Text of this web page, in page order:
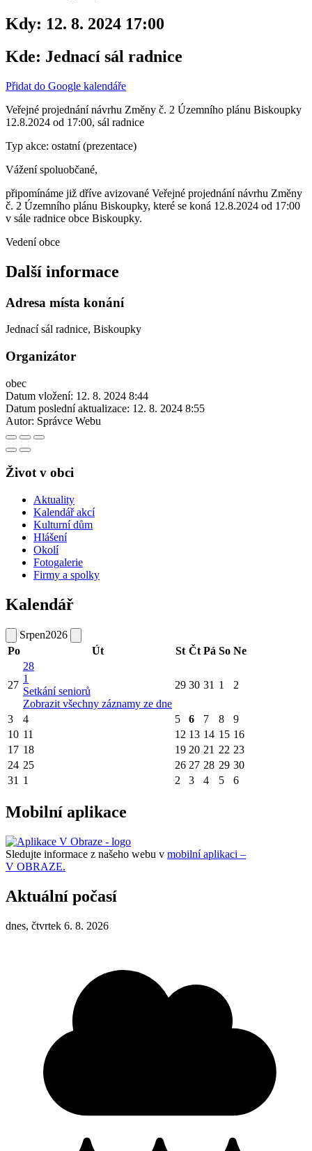
Kdy: 12. 8. 2024 17:00
Kde: Jednací sál radnice
Přidat do Google kalendáře
Veřejné projednání návrhu Změny č. 2 Územního plánu Biskoupky
12.8.2024 od 17:00, sál radnice
Typ akce: ostatní (prezentace)
Vážení spoluobčané,
připomínáme již dříve avizované Veřejné projednání návrhu Změny
č. 2 Územního plánu Biskoupky, které se koná 12.8.2024 od 17:00
v sále radnice obce Biskoupky.
Vedení obce
Další informace
Adresa místa konání
Jednací sál radnice, Biskoupky
Organizátor
obec
Datum vložení: 12. 8. 2024 8:44
Datum poslední aktualizace: 12. 8. 2024 8:55
Autor: Správce Webu
Život v obci
Aktuality
Kalendář akcí
Kulturní dům
Hlášení
Okolí
Fotogalerie
Firmy a spolky
Kalendář
Srpen2026
Po
Út St Čt Pá So Ne
27
28
1
Setkání seniorů
Zobrazit všechny záznamy ze dne
29 30 31 1 2
3 4 5 6 7 8
9
10 11 12 13 14 15 16
17 18 19 20 21 22 23
24 25 26 27 28 29 30
31 1 2 3 4 5 6
Mobilní aplikace
Sledujte informace z našeho webu v mobilní aplikaci –
V OBRAZE.
Aktuální počasí
dnes, čtvrtek 6. 8. 2026